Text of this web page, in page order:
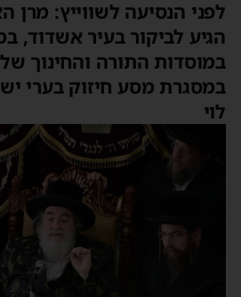
לפני הנסיעה לשווייץ: מרן
הגיע לביקור בעיר אשדוד,
במוסדות התורה והחינוך
במסגרת מסע חיזוק בערי
לוי